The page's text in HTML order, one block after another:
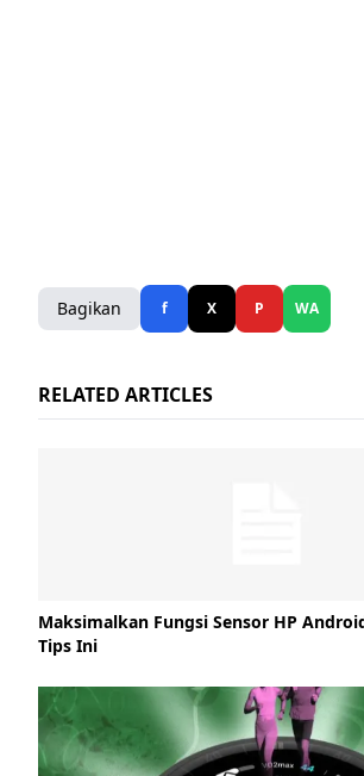
Bagikan f X P WA
RELATED ARTICLES
Maksimalkan Fungsi Sensor HP
Tips Ini